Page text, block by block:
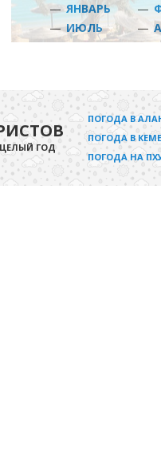
—ЯНВАРЬ —
—ИЮЛЬ —
ГОД
ПОГОДА В
ПОГОДА В
ПОГОДА НА